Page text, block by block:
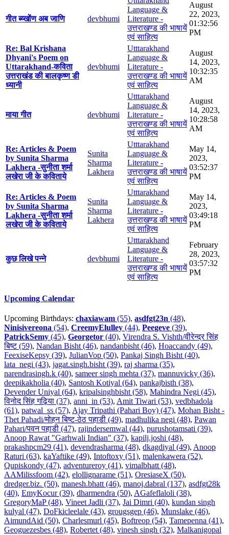
गीत ब्य्खोंण अब जाणि devbhumi
Language &
Literature -
उत्तराखण्ड की भाषायें
एवं साहित्य
August
22, 2023,
01:32:56
PM
Re: Bal Krishana
Dhyani's Poem on
Uttarakhand-कविता
उत्तराखंड की बालकृष्ण डी
ध्यानी
devbhumi
Utttarakhand
Language &
Literature -
उत्तराखण्ड की भाषायें
एवं साहित्य
August
14, 2023,
10:32:35
AM
माया गीत devbhumi
Utttarakhand
Language &
Literature -
उत्तराखण्ड की भाषायें
एवं साहित्य
August
14, 2023,
10:28:58
AM
Re: Articles & Poem
by Sunita Sharma
Lakhera -सुनीता शर्मा
लखेरा जी के कविताये
Sunita
Sharma
Lakhera
Utttarakhand
Language &
Literature -
उत्तराखण्ड की भाषायें
एवं साहित्य
May 14,
2023,
03:52:37
PM
Re: Articles & Poem
by Sunita Sharma
Lakhera -सुनीता शर्मा
लखेरा जी के कविताये
Sunita
Sharma
Lakhera
Utttarakhand
Language &
Literature -
उत्तराखण्ड की भाषायें
एवं साहित्य
May 14,
2023,
03:49:18
PM
कुछ लिखे पन्ने devbhumi
Utttarakhand
Language &
Literature -
उत्तराखण्ड की भाषायें
एवं साहित्य
February
28, 2023,
03:57:32
PM
Upcoming Calendar
Upcoming Birthdays: chaxiawam (55), asdfgt23n (48),
Ninisivereona (54), CreemyElulley (44), Peegeve (39),
PatrickSemy (45), Georgetor (40), Virendra S. Vishth/वीरेन्द्र सिंह
बिष्ट (59), Nandan Bisht (46), nandanbisht (46), Hoaccandy (49),
FeexiseKepsy (39), JulianVop (50), Pankaj Singh Bisht (40),
lata_negi (43), jagat.singh.bisht (39), raj sharma (35),
narendrasingh.k (40), sameer singh mehta (37), mannuvicky (36),
deepikakholia (40), Santosh Kotiyal (64), pankajbisth (38),
Devender Uniyal (64), kripalsinghbisht (58), Mahindra Negi (45),
विनोद सिंह गढ़िया (37), anni_in (53), Amit Tiwari (53), vedbhadola
(61), patwal_ss (57), Ajay Tripathi (Pahari Boy) (47), Mohan Bisht -
Thet Pahadi/मोहन बिष्ट-ठेठ पहाडी (49), madhulika negi (48), Pawan
Pahari/पवन पहाडी (47), rajindersemwal (44), purushotamsati (39),
Anoop Rawat "Garhwali Indian" (37), kapilj.joshi (48),
prakashpcm29 (41), devendrasharma (48), dkagdiyal (49), Anoop
Raturi (63), kaYaftike (49), Intoftoxy (51), malenkawera (52),
Qupiskondy (47), adventureroy (41), vimalbhatt (48),
AAMilissfoom (42), elollignarame (51), OresiaseX (50),
dredger.biz. (50), manesh.bhatt (46), manoj.dabral (137), asdfgt28k
(40), EmyKocur (39), dharmendra (50), AGafeflaloli (38),
GregoryMaP (48), Vineet Jadli (37), Jai Dimri (40), kundan singh
kulyal (47), DoFkicleelale (43), grougsgep (46), Munslake (46),
AimundAid (50), Charlesmurl (45), Boftreop (54), Tamepenna (41),
Geoguezesbes (48), Robertet (48), vinesh singh (32), Malkanigopal